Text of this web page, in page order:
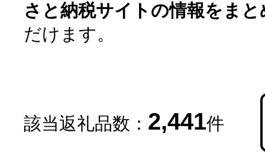
よく見られている返礼品
さと納税サイトの情報をまと
だけます。
該当返礼品数： 2,441件